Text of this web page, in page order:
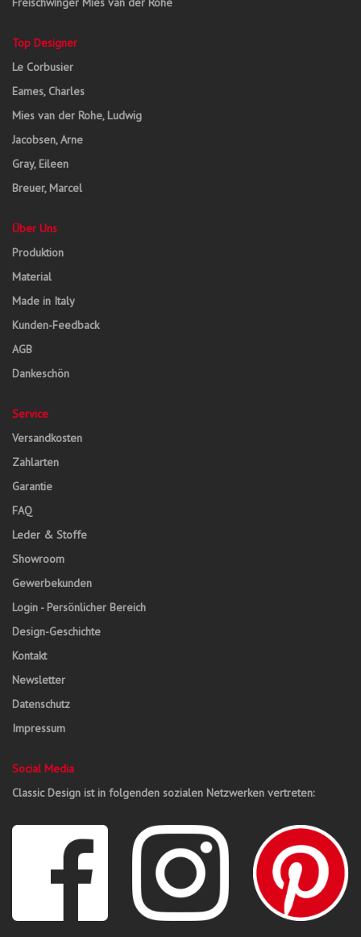
Top Designer
Le Corbusier
Eames, Charles
Mies van der Rohe, Ludwig
Jacobsen, Arne
Gray, Eileen
Breuer, Marcel
Über Uns
Produktion
Material
Made in Italy
Kunden-Feedback
AGB
Dankeschön
Service
Versandkosten
Zahlarten
Garantie
FAQ
Leder & Stoffe
Showroom
Gewerbekunden
Login - Persönlicher Bereich
Design-Geschichte
Kontakt
Newsletter
Datenschutz
Impressum
Social Media
Classic Design ist in folgenden sozialen Netzwerken vertreten: